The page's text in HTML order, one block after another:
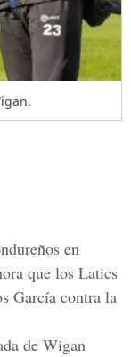
en
que los Latics
García contra la
de Wigan